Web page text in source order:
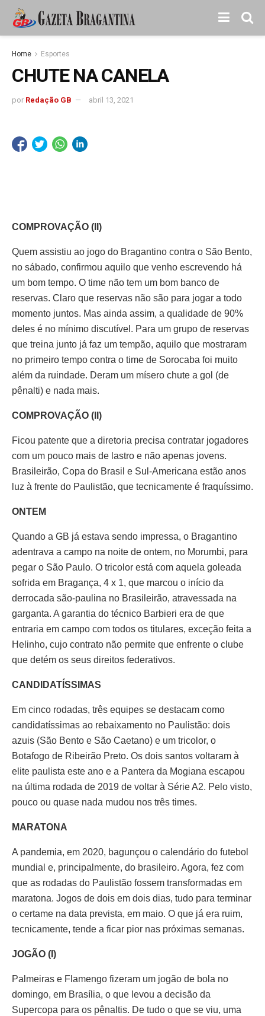
Home Esportes
CHUTE NA CANELA
por Redação GB abril 13, 2021
COMPROVAÇÃO (II)
Quem assistiu ao jogo do Bragantino contra o São Bento,
no sábado, confirmou aquilo que venho escrevendo há
um bom tempo. O time não tem um bom banco de
reservas. Claro que reservas não são para jogar a todo
momento juntos. Mas ainda assim, a qualidade de 90%
deles é no mínimo discutível. Para um grupo de reservas
que treina junto já faz um tempão, aquilo que mostraram
no primeiro tempo contra o time de Sorocaba foi muito
além da ruindade. Deram um mísero chute a gol (de
pênalti) e nada mais.
COMPROVAÇÃO (II)
Ficou patente que a diretoria precisa contratar jogadores
com um pouco mais de lastro e não apenas jovens.
Brasileirão, Copa do Brasil e Sul-Americana estão anos
luz à frente do Paulistão, que tecnicamente é fraquíssimo.
ONTEM
Quando a GB já estava sendo impressa, o Bragantino
adentrava a campo na noite de ontem, no Morumbi, para
pegar o São Paulo. O tricolor está com aquela goleada
sofrida em Bragança, 4 x 1, que marcou o início da
derrocada são-paulina no Brasileirão, atravessada na
garganta. A garantia do técnico Barbieri era de que
entraria em campo com todos os titulares, exceção feita a
Helinho, cujo contrato não permite que enfrente o clube
que detém os seus direitos federativos.
CANDIDATÍSSIMAS
Em cinco rodadas, três equipes se destacam como
candidatíssimas ao rebaixamento no Paulistão: dois
azuis (São Bento e São Caetano) e um tricolor, o
Botafogo de Ribeirão Preto. Os dois santos voltaram à
elite paulista este ano e a Pantera da Mogiana escapou
na última rodada de 2019 de voltar à Série A2. Pelo visto,
pouco ou quase nada mudou nos três times.
MARATONA
A pandemia, em 2020, bagunçou o calendário do futebol
mundial e, principalmente, do brasileiro. Agora, fez com
que as rodadas do Paulistão fossem transformadas em
maratona. Jogos de dois em dois dias, tudo para terminar
o certame na data prevista, em maio. O que já era ruim,
tecnicamente, tende a ficar pior nas próximas semanas.
JOGÃO (I)
Palmeiras e Flamengo fizeram um jogão de bola no
domingo, em Brasília, o que levou a decisão da
Supercopa para os pênaltis. De tudo o que se viu, uma